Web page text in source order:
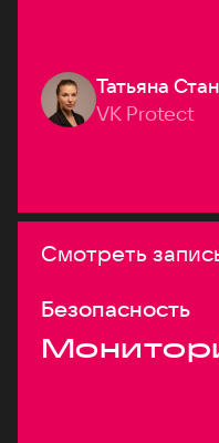
Татьяна
VK Protect
Смотреть
Безопасность